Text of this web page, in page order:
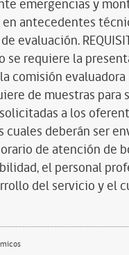
emergencias y
en antecedentes
evaluación.
requiere la
comisión
de muestras para
a los
cuales deberán ser
de atención de
el personal
del servicio y el